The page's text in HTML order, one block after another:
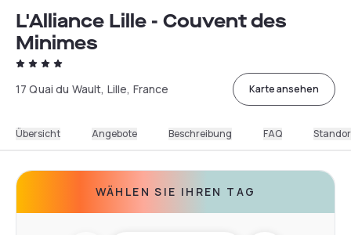
L'Alliance Lille - Couvent des
Minimes
17 Quai du Wault, Lille, France Karte ansehen
Übersicht Angebote Beschreibung FAQ
WÄHLEN SIE IHREN TAG